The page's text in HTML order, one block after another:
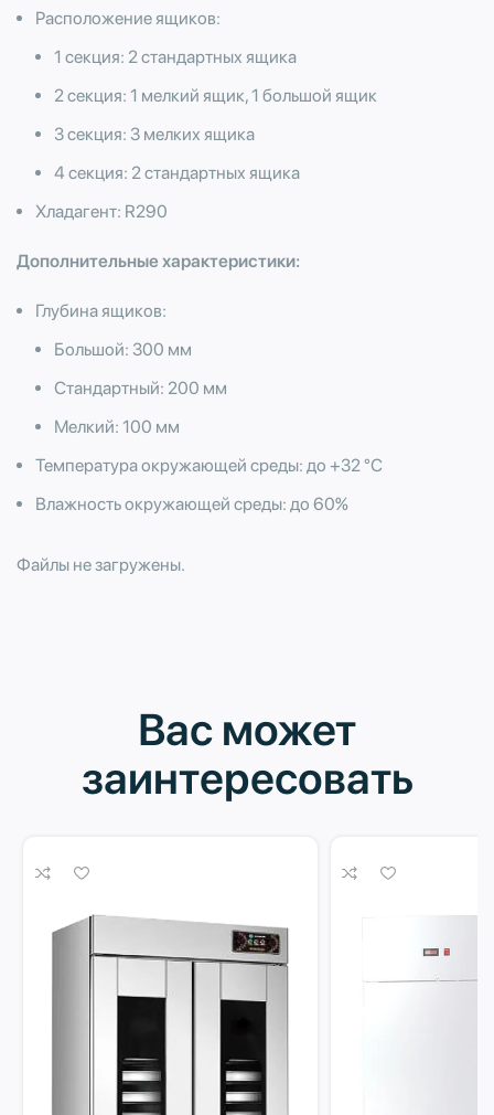
Расположение ящиков:
1 секция: 2 стандартных ящика
2 секция: 1 мелкий ящик, 1 большой ящик
3 секция: 3 мелких ящика
4 секция: 2 стандартных ящика
Хладагент: R290
Дополнительные характеристики:
Глубина ящиков:
Большой: 300 мм
Стандартный: 200 мм
​Мелкий: 100 мм
Температура окружающей среды: до +32 °С
Влажность окружающей среды: до 60%
Файлы не загружены.
Вас может
заинтересовать